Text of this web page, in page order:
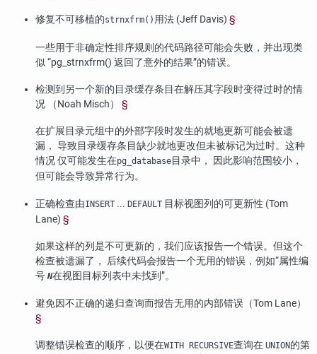
修复不可移植的strnxfrm()用法 (Jeff Davis) §
一些用于非确定性排序规则的代码路径可能会失败，并出现类
似“pg_strnxfrm() 返回了意外的结果”的错误。
检测到另一个新的目录缓存条目在解压其字段时变得过时的情
况 （Noah Misch） §
在扩展目录元组中的外部字段时发生的就地更新可能会被遗
漏， 导致目录缓存条目缺少就地更改但未被标记为过时。这种
情况 仅可能发生在pg_database目录中， 因此影响范围较小，
但可能会导致异常行为。
正确检查由INSERT ... DEFAULT 目标视图列的可更新性 (Tom
Lane) §
如果这样的列是不可更新的，我们应该报告一个错误。但这个
检查被遗漏了， 后续代码会报告一个无用的错误，例如“属性编
号 N在视图目标列表中未找到”。
避免因不正确的递归查询而报告无用的内部错误（Tom Lane）
§
调整错误检查的顺序，以便在WITH RECURSIVE查询在 UNION的第